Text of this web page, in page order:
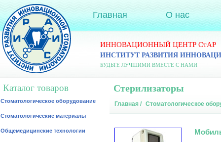
Главная О нас
ИННОВАЦИОННЫЙ ЦЕНТР СтАР
ИНСТИТУТ РАЗВИТИЯ
БУДЬТЕ ЛУЧШИМИ ВМЕСТЕ С НАМИ
Каталог товаров
Стоматологическое оборудование
Стоматологические материалы
Общемедицинские технологии
Стерилизаторы
Главная / Стоматологическое